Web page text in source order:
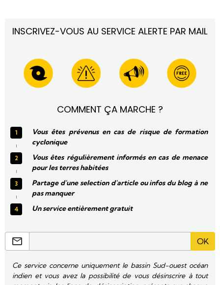
midi et la nuit du lundi 1er janvier
INSCRIVEZ-VOUS AU SERVICE ALERTE PAR MAIL
COMMENT ÇA MARCHE ?
Vous êtes prévenus en cas de risque de formation
cyclonique
Vous êtes régulièrement informés en cas de menace
pour les terres habitées
Partage d'une selection d'article ou infos du blog à ne
pas manquer
Un service entièrement gratuit
OK
Ce service concerne uniquement le bassin Sud-ouest océan
indien et vous avez la possibilité de vous désinscrire à tout